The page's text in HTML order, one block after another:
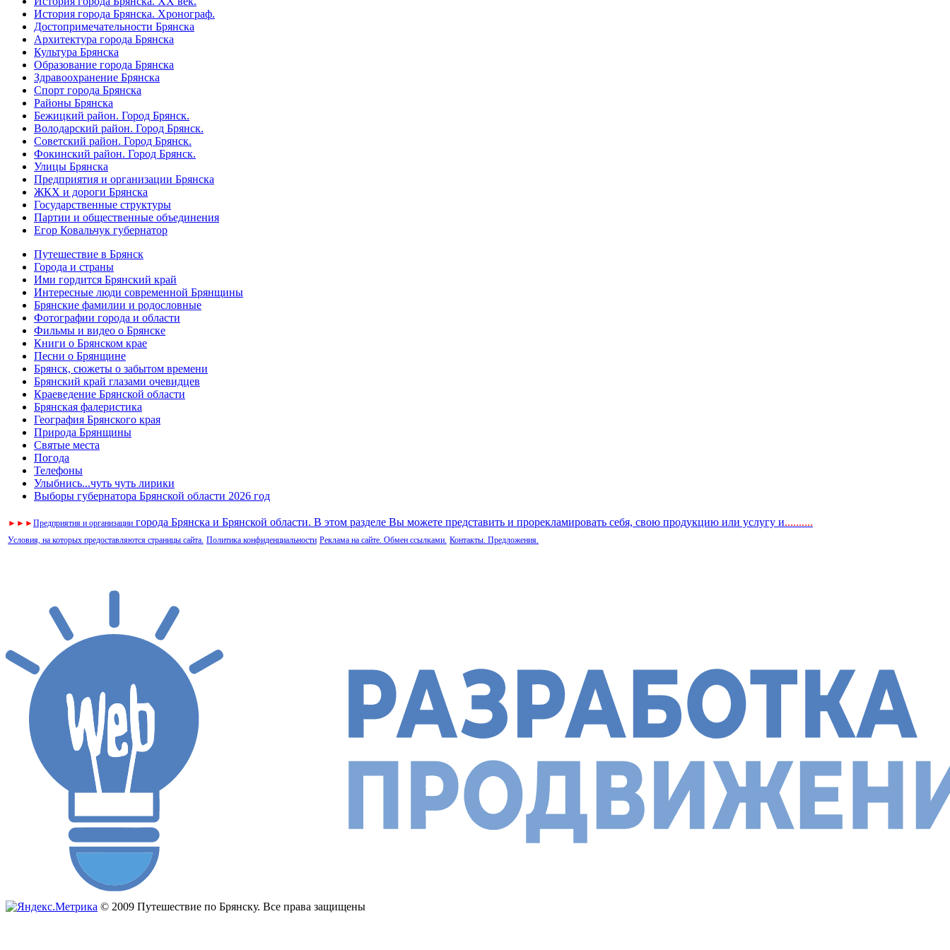
История города Брянска. Хронограф.
Достопримечательности Брянска
Архитектура города Брянска
Культура Брянска
Образование города Брянска
Здравоохранение Брянска
Спорт города Брянска
Районы Брянска
Бежицкий район. Город Брянск.
Володарский район. Город Брянск.
Советский район. Город Брянск.
Фокинский район. Город Брянск.
Улицы Брянска
Предприятия и организации Брянска
ЖКХ и дороги Брянска
Государственные структуры
Партии и общественные объединения
Егор Ковальчук губернатор
Путешествие в Брянск
Города и страны
Ими гордится Брянский край
Интересные люди современной Брянщины
Брянские фамилии и родословные
Фотографии города и области
Фильмы и видео о Брянске
Книги о Брянском крае
Песни о Брянщине
Брянск, сюжеты о забытом времени
Брянский край глазами очевидцев
Краеведение Брянской области
Брянская фалеристика
География Брянского края
Природа Брянщины
Святые места
Погода
Телефоны
Улыбнись...чуть чуть лирики
Выборы губернатора Брянской области 2026 год
► ► ►Предприятия и организации города Брянска и Брянской области. В этом разделе Вы можете представить и прорекламировать себя, свою продукцию или услугу и..........
Условия, на которых предоставляются страницы сайта. Политика конфиденциальности Реклама на сайте. Обмен ссылками. Контакты. Предложения.
© 2009 Путешествие по Брянску. Все права защищены